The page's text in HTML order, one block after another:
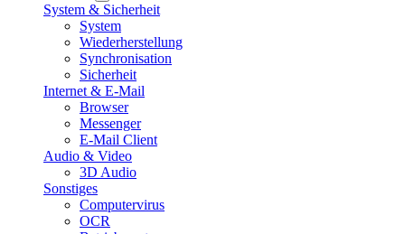
System & Sicherheit
System
Wiederherstellung
Synchronisation
Sicherheit
Internet & E-Mail
Browser
Messenger
E-Mail Client
Audio & Video
3D Audio
Sonstiges
Computervirus
OCR